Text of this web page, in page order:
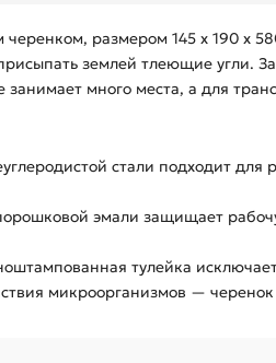
размером 145 х 190 х
землей тлеющие угли.
занимает много места, а для
стали подходит
эмали защищает
тулейка
микроорганизмов —